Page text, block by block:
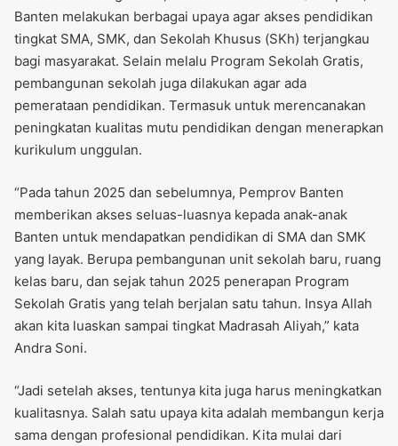
Banten melakukan berbagai upaya agar akses pendidikan
tingkat SMA, SMK, dan Sekolah Khusus (SKh) terjangkau
bagi masyarakat. Selain melalu Program Sekolah Gratis,
pembangunan sekolah juga dilakukan agar ada
pemerataan pendidikan. Termasuk untuk merencanakan
peningkatan kualitas mutu pendidikan dengan menerapkan
kurikulum unggulan.
“Pada tahun 2025 dan sebelumnya, Pemprov Banten
memberikan akses seluas-luasnya kepada anak-anak
Banten untuk mendapatkan pendidikan di SMA dan SMK
yang layak. Berupa pembangunan unit sekolah baru, ruang
kelas baru, dan sejak tahun 2025 penerapan Program
Sekolah Gratis yang telah berjalan satu tahun. Insya Allah
akan kita luaskan sampai tingkat Madrasah Aliyah,” kata
Andra Soni.
“Jadi setelah akses, tentunya kita juga harus meningkatkan
kualitasnya. Salah satu upaya kita adalah membangun kerja
sama dengan profesional pendidikan. Kita mulai dari